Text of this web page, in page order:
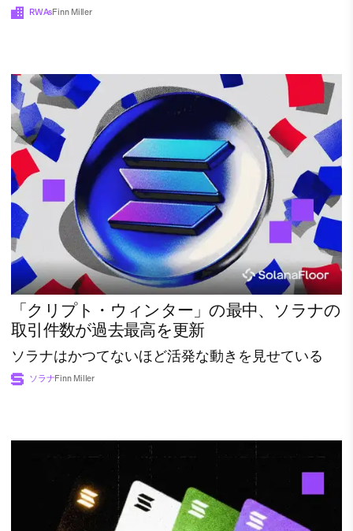
RWAsFinn Miller
「クリプト・ウィンター」の最中、ソラナの
取引件数が過去最高を更新
ソラナはかつてないほど活発な動きを見せている
ソラナFinn Miller